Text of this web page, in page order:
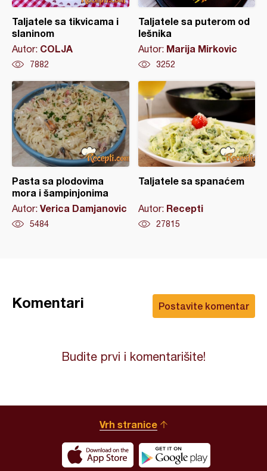
Taljatele sa tikvicama i
slaninom
Autor: COLJA
7882
Taljatele sa puterom od
lešnika
Autor: Marija Mirkovic
3252
Pasta sa plodovima
mora i šampinjonima
Autor: Verica Damjanovic
5484
Taljatele sa spanaćem
Autor: Recepti
27815
Postavite komentar
Komentari
Budite prvi i komentarišite!
Vrh stranice